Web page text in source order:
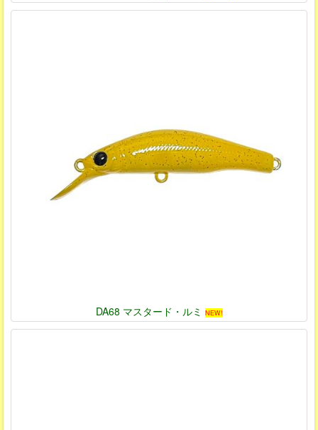
DA68 マスタード・ルミ NEW!